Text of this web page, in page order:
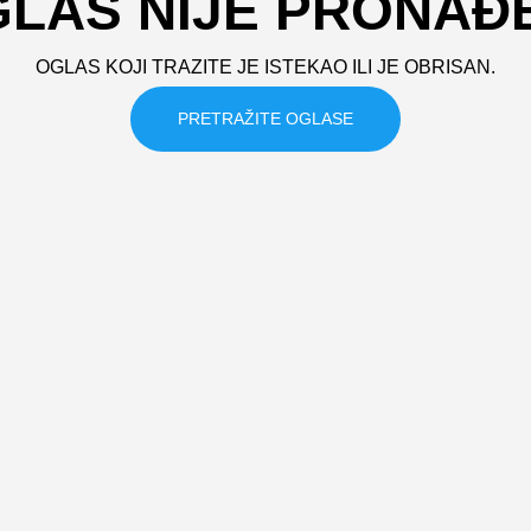
OGLAS KOJI TRAZITE JE ISTEKAO ILI JE OBRISAN.
PRETRAŽITE OGLASE